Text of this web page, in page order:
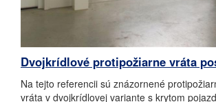
Dvojkrídlové protipožiarne vráta
Na tejto referencii sú znázornené
vráta v dvojkrídlovej variante s krytom